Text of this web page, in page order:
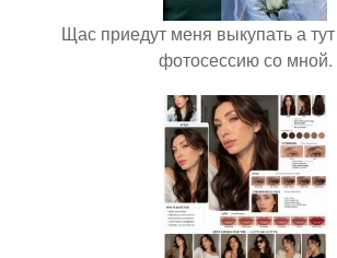
Щас приедут меня выкупать а
фотосессию со мной.